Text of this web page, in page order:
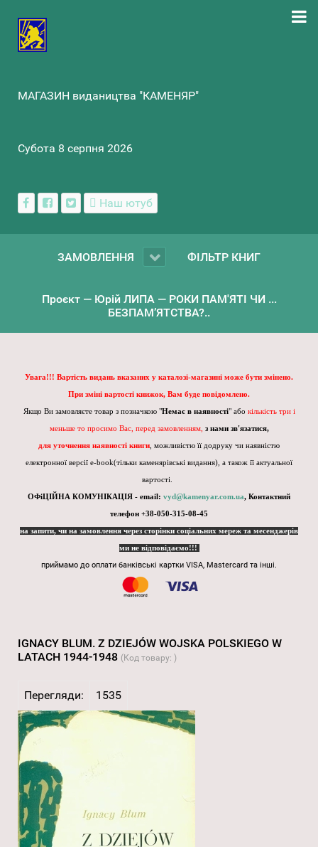
МАГАЗИН видаництва "КАМЕНЯР"
Субота 8 серпня 2026
Наш ютуб
ЗАМОВЛЕННЯ ФІЛЬТР КНИГ
Проєкт — Юрій ЛИПА — РОКИ ПАМ'ЯТІ ЧИ ...
БЕЗПАМ’ЯТСТВА?..
Увага!!! Вартість видань вказаних у каталозі-магазині може бути змінено.
При зміні вартості книжок, Вам буде повідомлено.
Якщо Ви замовляєте товар з позначкою "Немає в наявності" або кількість три і
меньше то просимо Вас, перед замовленням, з нами зв'язатися,
для уточнення наявності книги , можливістю її додруку чи наявністю
електронної версії e-book(тільки каменярівські видання), а також її актуальної
вартості.
ОФіЦІЙНА КОМУНІКАЦІЯ - email: vyd@kamenyar.com.ua, Контактний
телефон +38-050-315-08-45
на запити, чи на замовлення через сторінки соціальних мереж та месенджерів
ми не відповідаємо!!!
приймамо до оплати банківські картки VISA, Mastercard та інші.
IGNACY BLUM. Z DZIEJÓW WOJSKA POLSKIEGO W
LATACH 1944-1948 (Код товару: )
Перегляди: 1535